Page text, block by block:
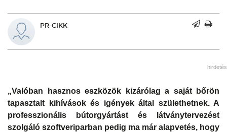
PR-CIKK
hirdetés
„Valóban hasznos eszközök kizárólag a saját bőrön
tapasztalt kihívások és igények által születhetnek. A
professzionális bútorgyártást és látványtervezést
szolgáló szoftveriparban pedig ma már alapvetés, hogy